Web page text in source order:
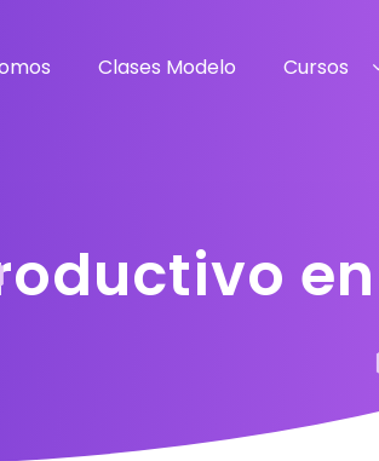
Clases Modelo Cursos